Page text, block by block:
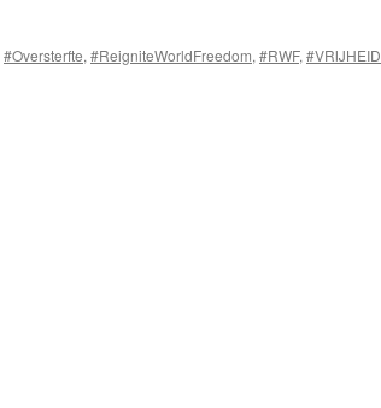
#Oversterfte, #ReigniteWorldFreedom, #RWF, #VRIJHEID